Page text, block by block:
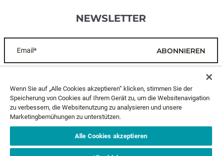
NEWSLETTER
Email* ABONNIEREN
KUNDENDIENST
ÜBER UNS
RECHTLICHES
Wenn Sie auf „Alle Cookies akzeptieren“ klicken, stimmen Sie der
Speicherung von Cookies auf Ihrem Gerät zu, um die Websitenavigation
zu verbessern, die Websitenutzung zu analysieren und unsere
Marketingbemühungen zu unterstützen.
Alle Cookies akzeptieren